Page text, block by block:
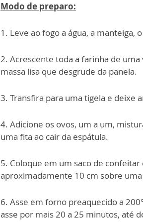
Modo de preparo:
1. Leve ao fogo a água, a manteiga,
2. Acrescente toda a farinha de
massa lisa que desgrude da panela.
3. Transfira para uma tigela e deixe
4. Adicione os ovos, um a um,
uma fita ao cair da espátula.
5. Coloque em um saco de
aproximadamente 10 cm sobre
6. Asse em forno preaquecido a
asse por mais 20 a 25 minutos, até